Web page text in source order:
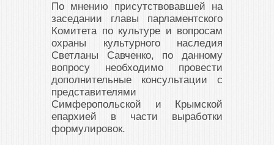
По мнению присутствовавшей на
заседании главы парламентского
Комитета по культуре и вопросам
охраны культурного наследия
Светланы Савченко, по данному
вопросу необходимо провести
дополнительные консультации с
представителями
Симферопольской и Крымской
епархией в части выработки
формулировок.